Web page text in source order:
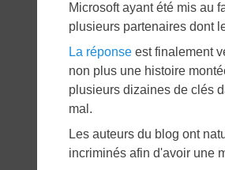
Microsoft ayant été mis au
plusieurs partenaires dont
La réponse est finalement
non plus une histoire
plusieurs dizaines de clés
mal.
Les auteurs du blog ont
incriminés afin d'avoir une